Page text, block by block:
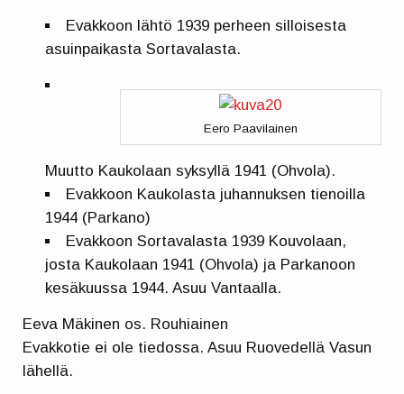
Evakkoon lähtö 1939 perheen silloisesta
asuinpaikasta Sortavalasta.
Eero Paavilainen
Muutto Kaukolaan syksyllä 1941 (Ohvola).
Evakkoon Kaukolasta juhannuksen tienoilla
1944 (Parkano)
Evakkoon Sortavalasta 1939 Kouvolaan,
josta Kaukolaan 1941 (Ohvola) ja Parkanoon
kesäkuussa 1944. Asuu Vantaalla.
Eeva Mäkinen os. Rouhiainen
Evakkotie ei ole tiedossa. Asuu Ruovedellä Vasun
lähellä.